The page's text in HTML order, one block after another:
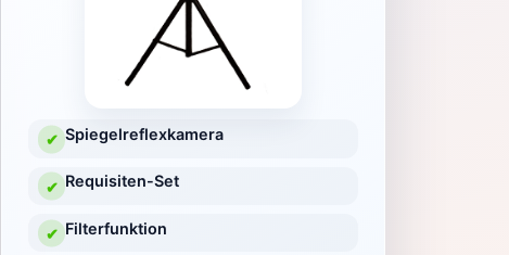
✔ Spiegelreflexkamera
✔ Requisiten-Set
✔ Filterfunktion